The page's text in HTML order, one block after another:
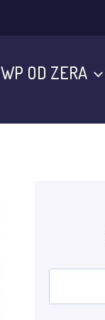
WP OD ZERA